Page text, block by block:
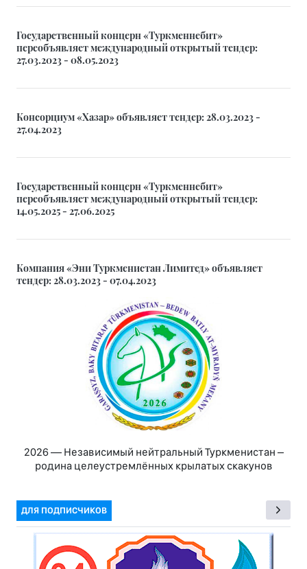
Государственный концерн «Туркменнебит»
переобъявляет международный открытый тендер:
27.03.2023 - 08.05.2023
Консорциум «Хазар» объявляет тендер: 28.03.2023 -
27.04.2023
Государственный концерн «Туркменнебит»
переобъявляет международный открытый тендер:
14.05.2025 - 27.06.2025
Компания «Эни Туркменистан Лимитед» объявляет
тендер: 28.03.2023 - 07.04.2023
2026 — Независимый нейтральный Туркменистан –
родина целеустремлённых крылатых скакунов
ДЛЯ ПОДПИСЧИКОВ